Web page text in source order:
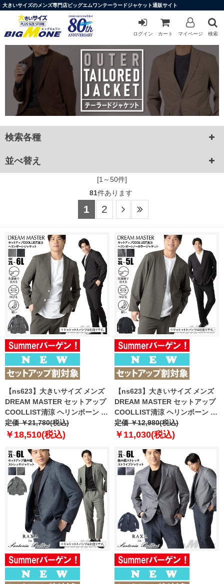
大きいサイズのメンズ専門店ビッグエムワンテーラードジャケット通販サイト
ログイン カート マイページ 検索
検索各種
並べ替え
[1～50件]
81件あります
1 2
【ns623】大きいサイズ メンズ
DREAM MASTER セットアップ
COOLLIST清涼 ヘリンボーン ス
トレッチ ジャケット 軽量 ウォッ
シャブル スマリラ 春夏新作
定価 ￥21,780(税込)
￥18,510(税込)
【ns623】大きいサイズ メンズ
DREAM MASTER セットアップ
COOLLIST清涼 ヘリンボーン ス
トレッチ ノーカラー ジャケット
軽量 ウォッシャブル スマリラ 春
定価 ￥12,980(税込)
￥11,030(税込)